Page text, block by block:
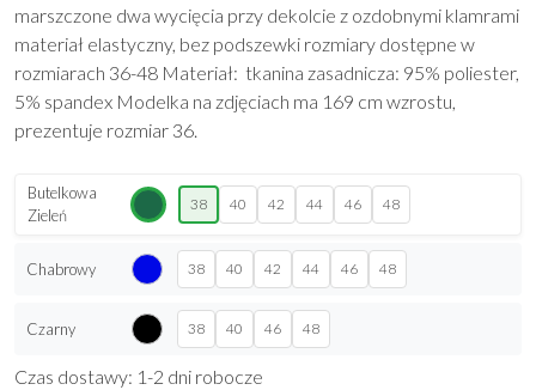
marszczone dwa wycięcia przy dekolcie z ozdobnymi klamrami
materiał elastyczny, bez podszewki rozmiary dostępne w
rozmiarach 36-48 Materiał: tkanina zasadnicza: 95% poliester,
5% spandex Modelka na zdjęciach ma 169 cm wzrostu,
prezentuje rozmiar 36.
Butelkowa
Zieleń
38 40 42 44 46 48
Chabrowy 38 40 42 44 46 48
Czarny 38 40 46 48
Czas dostawy: 1-2 dni robocze